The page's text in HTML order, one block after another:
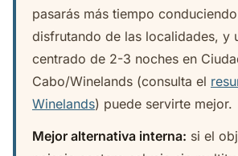
pasarás más tiempo
disfrutando de las localidades, y
centrado de 2-3 noches en
Cabo/Winelands (consulta el
Winelands) puede servirte mejor.
Mejor alternativa interna: si el